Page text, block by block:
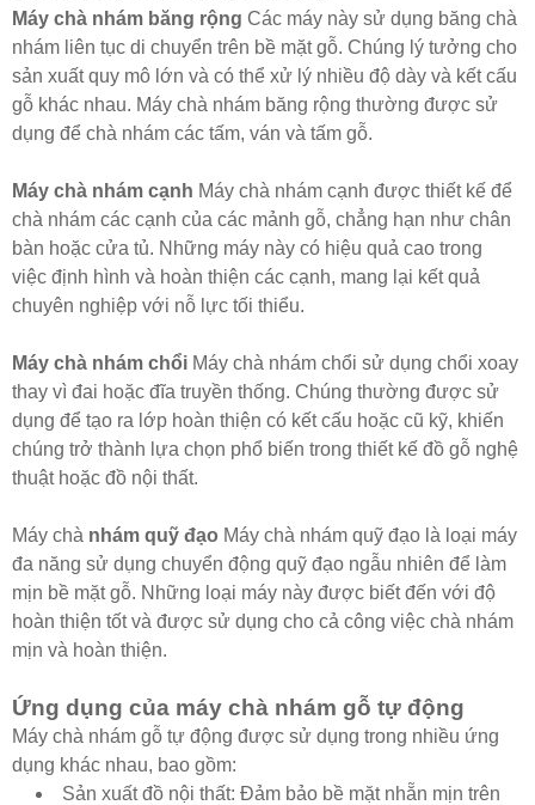
Máy chà nhám băng rộng Các máy này sử dụng băng chà
nhám liên tục di chuyển trên bề mặt gỗ. Chúng lý tưởng cho
sản xuất quy mô lớn và có thể xử lý nhiều độ dày và kết cấu
gỗ khác nhau. Máy chà nhám băng rộng thường được sử
dụng để chà nhám các tấm, ván và tấm gỗ.
Máy chà nhám cạnh Máy chà nhám cạnh được thiết kế để
chà nhám các cạnh của các mảnh gỗ, chẳng hạn như chân
bàn hoặc cửa tủ. Những máy này có hiệu quả cao trong
việc định hình và hoàn thiện các cạnh, mang lại kết quả
chuyên nghiệp với nỗ lực tối thiểu.
Máy chà nhám chổi Máy chà nhám chổi sử dụng chổi xoay
thay vì đai hoặc đĩa truyền thống. Chúng thường được sử
dụng để tạo ra lớp hoàn thiện có kết cấu hoặc cũ kỹ, khiến
chúng trở thành lựa chọn phổ biến trong thiết kế đồ gỗ nghệ
thuật hoặc đồ nội thất.
Máy chà nhám quỹ đạo Máy chà nhám quỹ đạo là loại máy
đa năng sử dụng chuyển động quỹ đạo ngẫu nhiên để làm
mịn bề mặt gỗ. Những loại máy này được biết đến với độ
hoàn thiện tốt và được sử dụng cho cả công việc chà nhám
mịn và hoàn thiện.
Ứng dụng của máy chà nhám gỗ tự động
Máy chà nhám gỗ tự động được sử dụng trong nhiều ứng
dụng khác nhau, bao gồm:
Sản xuất đồ nội thất: Đảm bảo bề mặt nhẵn mịn trên